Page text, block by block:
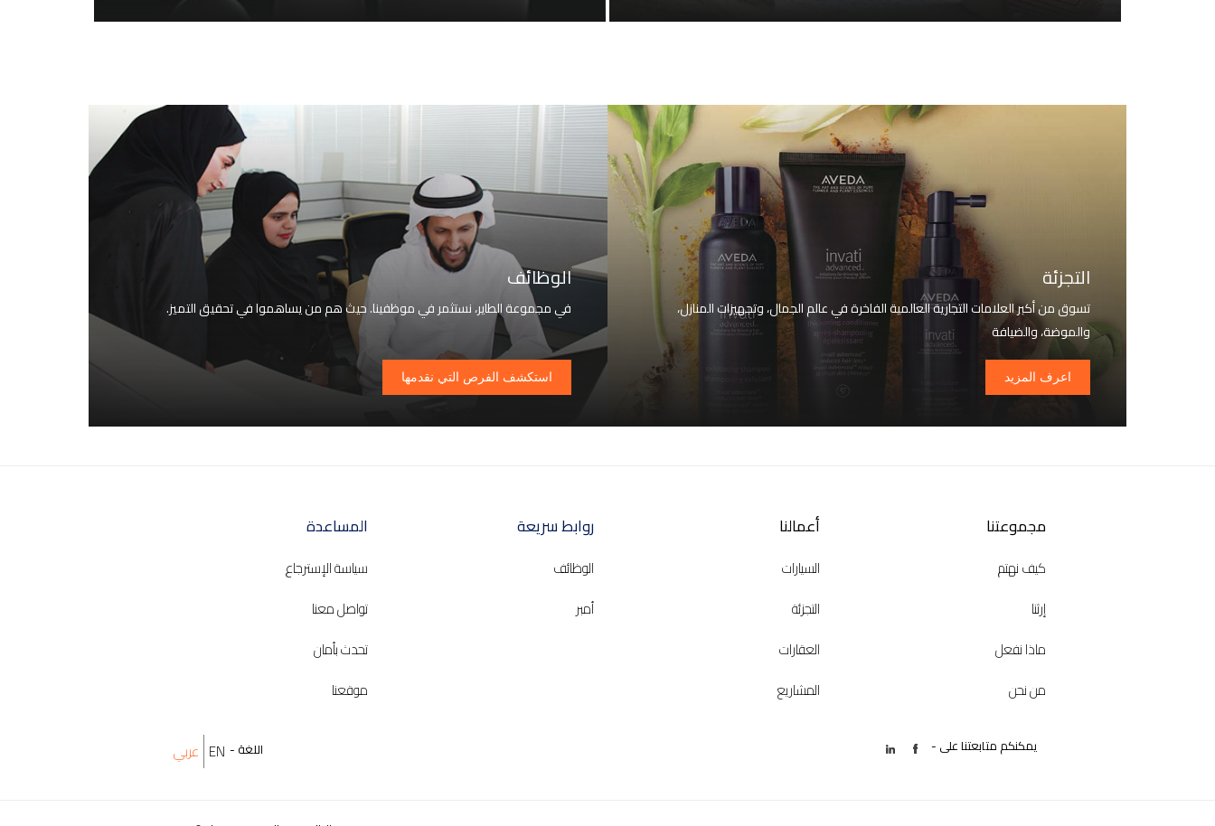
التجزئة
تسوق من أكبر العلامات التجارية العالمية الفاخرة في عالم الجمال، وتجهيزات المنازل،
والموضة، والضيافة
اعرف المزيد
الوظائف
في مجموعة الطاير، نستثمر في موظفينا. حيث هم من يساهموا في تحقيق التميز.
استكشف الفرص التي نقدمها
Our
مجموعتنا
كيف نهتم
إرثنا
ماذا نفعل
من نحن
Our
أعمالنا
السيارات
التجزئة
العقارات
المشاريع
About
روابط سريعة
الوظائف
أمبر
Help
المساعدة
سياسة الإسترجاع
تواصل معنا
تحدث بأمان
موقعنا
يمكنكم متابعتنا على - اللغة - EN عربي
Select